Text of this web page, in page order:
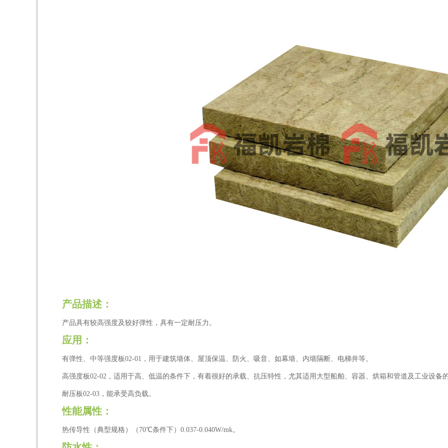
产品描述：
产品具有较高强度及较好弹性，具有一定耐压力。
应用：
有弹性、中等强度板02-01，用于建筑墙体、屋顶保温、防火、吸音、如幕墙、内墙隔断、电梯井等。
高强度板02-02，适用于高、低温的条件下，有着很好的承载、抗压特性，尤其适用大型船舶、容器、烘箱和管道及工业设备的
耐压板02-03，能承受高负载。
性能属性：
热传导性（典型规格）（70℃条件下）0.037-0.040W/mk。